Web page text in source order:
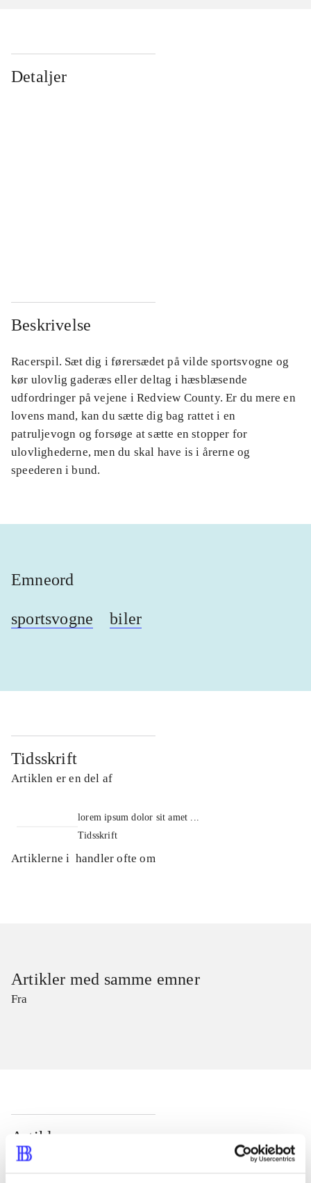
Detaljer
Beskrivelse
Racerspil. Sæt dig i førersædet på vilde sportsvogne og
kør ulovlig gaderæs eller deltag i hæsblæsende
udfordringer på vejene i Redview County. Er du mere en
lovens mand, kan du sætte dig bag rattet i en
patruljevogn og forsøge at sætte en stopper for
ulovlighederne, men du skal have is i årerne og
speederen i bund.
Emneord
sportsvogne biler
Tidsskrift
Artiklen er en del af
lorem ipsum dolor sit amet ...
Tidsskrift
Artiklerne i handler ofte om
Artikler med samme emner
Fra
Artikler
Alle registrerede artikler fordelt på udgivelser